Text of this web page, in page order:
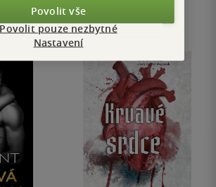
Povolit vše
Povolit pouze nezbytné
Nastavení